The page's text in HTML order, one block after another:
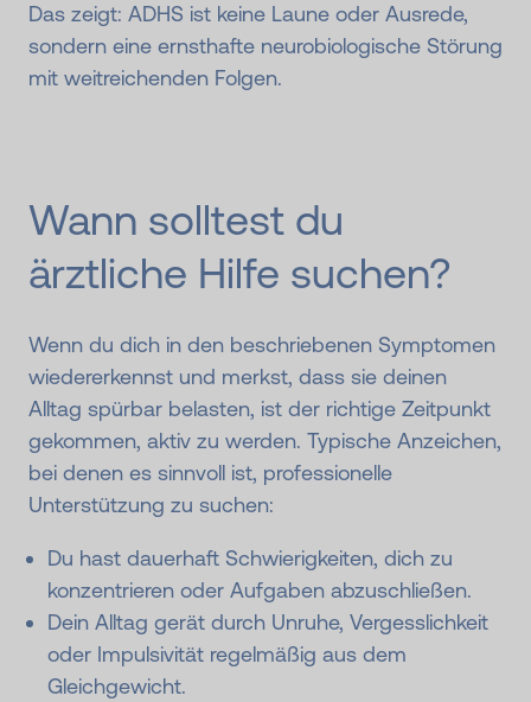
Das zeigt: ADHS ist keine Laune oder Ausrede,
sondern eine ernsthafte neurobiologische Störung
mit weitreichenden Folgen.
Wann solltest du
ärztliche Hilfe suchen?
Wenn du dich in den beschriebenen Symptomen
wiedererkennst und merkst, dass sie deinen
Alltag spürbar belasten, ist der richtige Zeitpunkt
gekommen, aktiv zu werden. Typische Anzeichen,
bei denen es sinnvoll ist, professionelle
Unterstützung zu suchen:
Du hast dauerhaft Schwierigkeiten, dich zu
konzentrieren oder Aufgaben abzuschließen.
Dein Alltag gerät durch Unruhe, Vergesslichkeit
oder Impulsivität regelmäßig aus dem
Gleichgewicht.